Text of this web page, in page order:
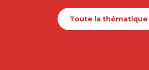
Toute la thématique